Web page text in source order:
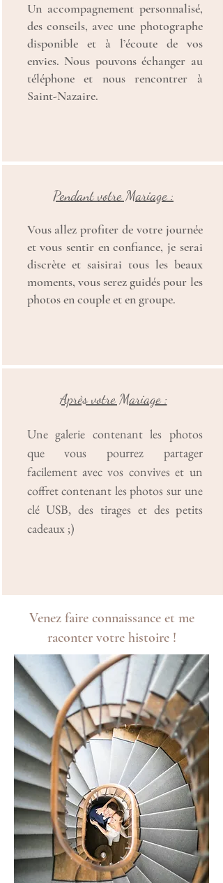
Un accompagnement personnalisé,
des conseils, avec une photographe
disponible et à l’écoute de vos
envies. Nous pouvons échanger au
téléphone et nous rencontrer à
Saint-Nazaire.
Pendant votre Mariage :
Vous allez profiter de votre journée
et vous sentir en confiance, je serai
discrète et saisirai tous les beaux
moments, vous serez guidés pour les
photos en couple et en groupe.
Après votre Mariage :
Une galerie contenant les photos
que vous pourrez partager
facilement avec vos convives et un
coffret contenant les photos sur une
clé USB, des tirages et des petits
cadeaux ;)
Venez faire connaissance et me
raconter votre histoire !